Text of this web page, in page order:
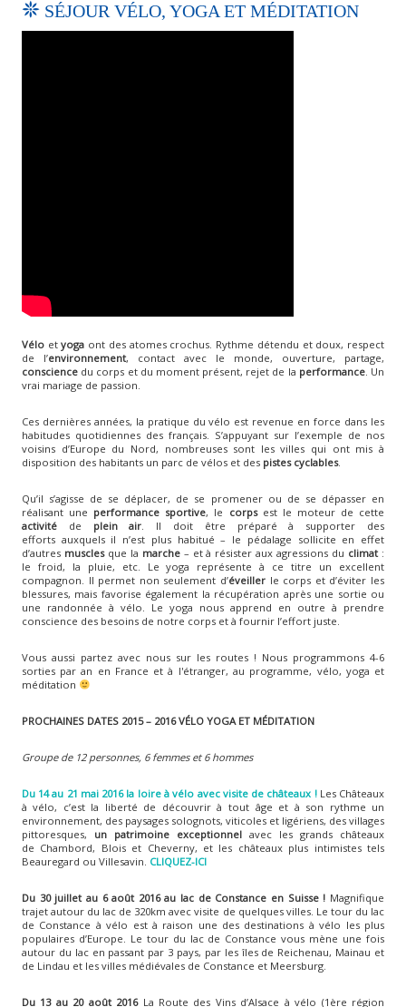
SÉJOUR VÉLO, YOGA ET MÉDITATION
Véloetyoga ont des atomes crochus. Rythme détendu et doux, respect
de l’environnement, contact avec le monde, ouverture, partage,
consciencedu corps et du moment présent, rejet de la performance. Un
vrai mariage de passion.
Ces dernières années, la pratique du vélo est revenue en force dans les
habitudes quotidiennes des français. S’appuyant sur l’exemple de nos
voisins d’Europe du Nord, nombreuses sont les villes qui ont mis à
disposition des habitants un parc de vélos et des pistes cyclables.
Qu’il s’agisse de se déplacer, de se promener ou de se dépasser en
réalisant une performance sportive, le corpsest le moteur de cette
activitéde plein air. Il doit être préparé à supporter des
efforts auxquels il n’est plus habitué – le pédalage sollicite en effet
d’autres musclesque la marche– et à résister aux agressions du climat:
le froid, la pluie, etc. Le yoga représente à ce titre un excellent
compagnon. Il permet non seulement d’éveiller le corps et d’éviter les
blessures, mais favorise également la récupération après une sortie ou
une randonnée à vélo. Le yoga nous apprend en outre à prendre
conscience des besoins de notre corps et à fournir l’effort juste.
Vous aussi partez avec nous sur les routes ! Nous programmons 4-6
sorties par an en France et à l'étranger, au programme, vélo, yoga et
méditation
PROCHAINES DATES 2015 – 2016 VÉLO YOGA ET MÉDITATION
Groupe de 12 personnes, 6 femmes et 6 hommes
Du 14 au 21 mai 2016 la loire à vélo avec visite de châteaux !Les Châteaux
à vélo, c’est la liberté de découvrir à tout âge et à son rythme un
environnement, des paysages solognots, viticoles et ligériens, des villages
pittoresques, un patrimoine exceptionnel avec les grands châteaux
de Chambord, Blois et Cheverny, et les châteaux plus intimistes tels
Beauregard ou Villesavin. CLIQUEZ-ICI
Du 30 juillet au 6 août 2016 au lac de Constance en Suisse ! Magnifique
trajet autour du lac de 320km avec visite de quelques villes. Le tour du lac
de Constance à vélo est à raison une des destinations à vélo les plus
populaires d’Europe. Le tour du lac de Constance vous mène une fois
autour du lac en passant par 3 pays, par les îles de Reichenau, Mainau et
de Lindau et les villes médiévales de Constance et Meersburg.
Du 13 au 20 août 2016 La Route des Vins d’Alsace à vélo (1ère région